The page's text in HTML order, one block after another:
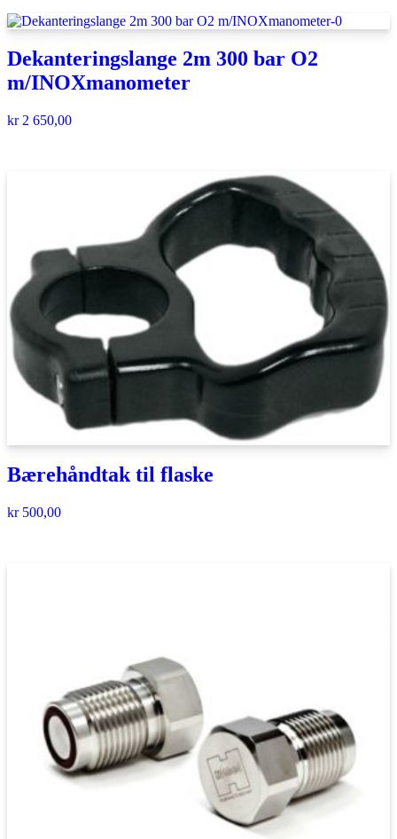
Dekanteringslange 2m 300 bar O2
m/INOXmanometer
kr2 650,00
Bærehåndtak til flaske
kr500,00